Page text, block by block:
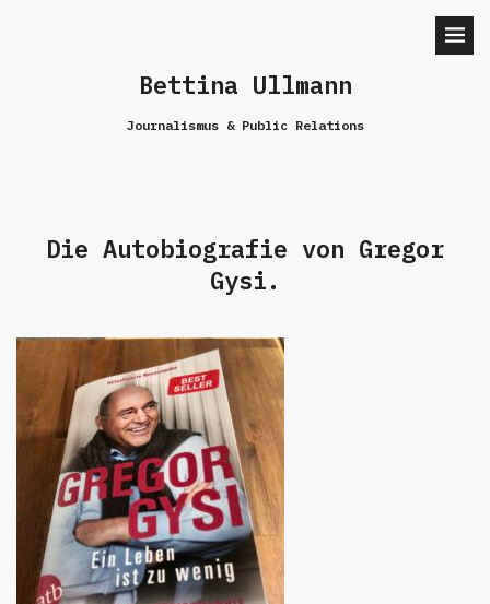
Bettina Ullmann
Journalismus & Public Relations
Die Autobiografie von Gregor
Gysi.